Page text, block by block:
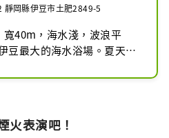
靜岡縣伊豆市土肥2849-5
寬40m，海水淺，波浪平
豆最大的海水浴場。夏天，
室。沙灘上有6艘充滿豐富
泳。
火表演吧！